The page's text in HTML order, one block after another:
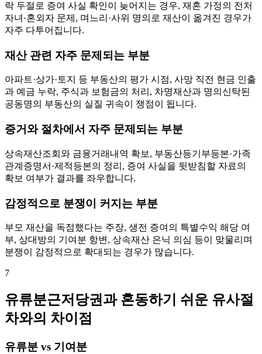
락 두절로 증여 사실 확인이 늦어지는 경우, 재혼 가정의 전처
자녀·혼외자 문제, 며느리·사위 명의로 재산이 옮겨진 경우가
자주 다투어집니다.
재산 관련 자주 문제되는 부분
아파트·상가·토지 등 부동산의 평가 시점, 사망 직전 현금 인출
과 예금 누락, 주식과 보험금의 처리, 차명재산과 명의신탁된
공동명의 부동산의 실질 귀속이 쟁점이 됩니다.
증거와 절차에서 자주 문제되는 부분
상속재산조회와 금융거래내역 확보, 부동산등기부등본·가족
관계증명서·제적등본의 정리, 증여 사실을 뒷받침할 자료의
확보 여부가 결과를 좌우합니다.
감정적으로 분쟁이 커지는 부분
부모 재산을 독점했다는 주장, 생전 증여의 특별수익 해당 여
부, 상대방의 기여분 항변, 상속재산 은닉 의심 등이 맞물리며
분쟁이 감정적으로 확대되는 경우가 많습니다.
7
유류분근저당권과 혼동하기 쉬운 유사절
차와의 차이점
유류분 vs 기여분